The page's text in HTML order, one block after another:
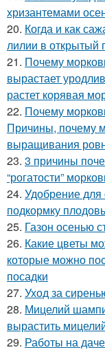
хризантемами
20. Когда и как
лилии в открытый
21. Почему
вырастает
растет корявая
22. Почему
Причины, почему
выращивания
23. 3 причины
“рогатости”
24. Удобрение для
подкормку
25. Газон осенью
26. Какие цветы
которые можно
посадки
27. Уход за
28. Мицелий
вырастить
29. Работы на